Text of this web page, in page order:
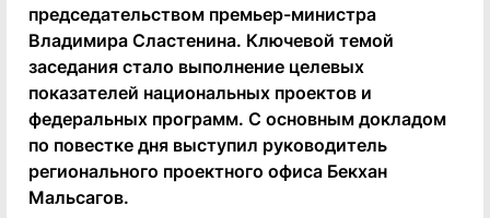
председательством премьер-министра
Владимира Сластенина. Ключевой темой
заседания стало выполнение целевых
показателей национальных проектов и
федеральных программ. С основным докладом
по повестке дня выступил руководитель
регионального проектного офиса Бекхан
Мальсагов.